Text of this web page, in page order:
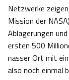
Netzwerke
Mission der
Ablagerungen
ersten 500
nasser Ort mit
also noch einmal